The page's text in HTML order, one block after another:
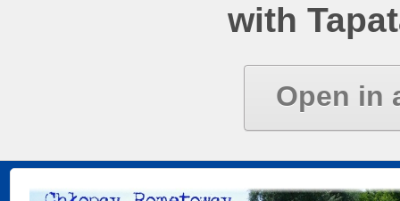
with
Open in